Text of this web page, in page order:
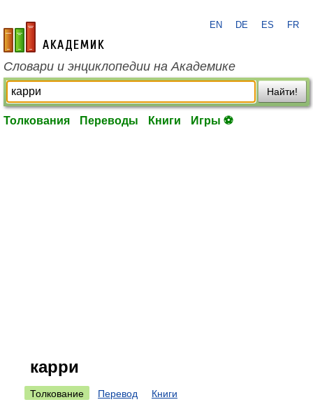
academic.ru
EN DE ES FR
Словари и энциклопедии на Академике
Найти!
Толкования Переводы Книги Игры ⚽
карри
Толкование Перевод Книги